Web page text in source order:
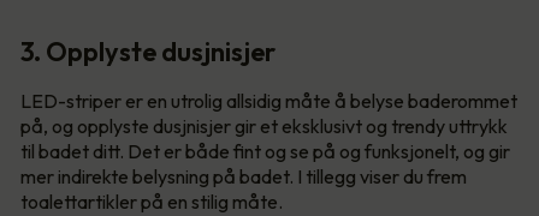
3. Opplyste dusjnisjer
LED-striper er en utrolig allsidig måte å belyse baderommet
på, og opplyste dusjnisjer gir et eksklusivt og trendy uttrykk
til badet ditt. Det er både fint og se på og funksjonelt, og gir
mer indirekte belysning på badet. I tillegg viser du frem
toalettartikler på en stilig måte.